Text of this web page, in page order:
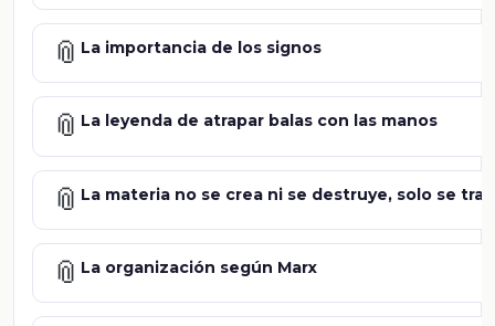
📎 La importancia de los signos
📎 La leyenda de atrapar balas con las manos
📎 La materia no se crea ni se destruye, solo se
📎 La organización según Marx